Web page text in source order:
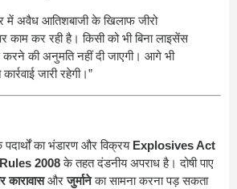
में अवैध आतिशबाजी के खिलाफ जीरो
काम कर रही है। किसी को भी बिना लाइसेंस
करने की अनुमति नहीं दी जाएगी। आगे भी
जारी रहेगी।”
का भंडारण और विक्रय Explosives Act
2008के तहत दंडनीय अपराध है। दोषी पाए
कारावासऔरजुर्मानेका सामना करना पड़ सकता